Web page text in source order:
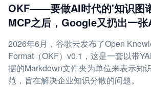
OKF——要做AI时代的'知识图
MCP之后，Google又扔出一
2026年6月，谷歌云发布了Open
Format（OKF）v0.1，这是一套以带
据的Markdown文件夹为单位来表示知
范，旨在解决企业知识分散的问题。